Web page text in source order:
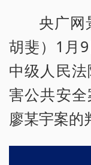
央广网
胡斐）1月
中级人民
害公共安
廖某宇案的